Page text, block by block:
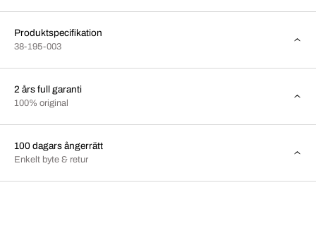
Produktspecifikation
38-195-003
2 års full garanti
100% original
100 dagars ångerrätt
Enkelt byte & retur